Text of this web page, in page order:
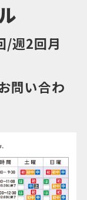
/週2回月
問い合わ